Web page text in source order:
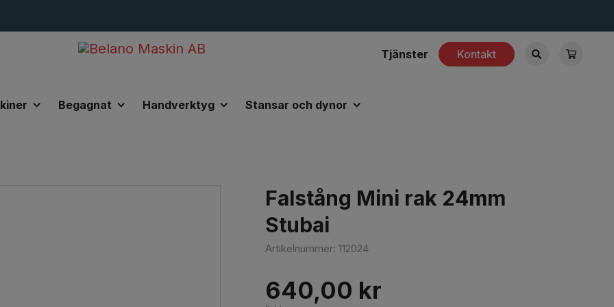
Tjänster Kontakt
Begagnat Handverktyg Stansar och dynor
24mm Stubai
Falstång Mini rak 24mm
Stubai
Artikelnummer:112024
640,00 kr